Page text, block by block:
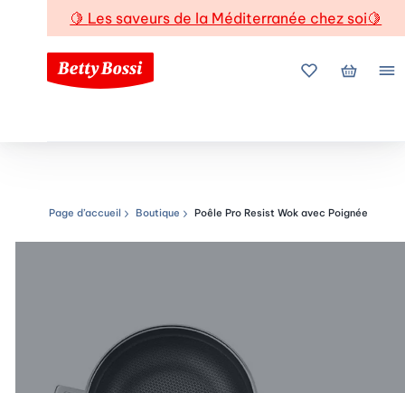
🍋 Les saveurs de la Méditerranée chez soi🍋
Mes favoris
Mon
Chemin de navigation
Page d’accueil Boutique Poêle Pro Resist Wok avec Poignée